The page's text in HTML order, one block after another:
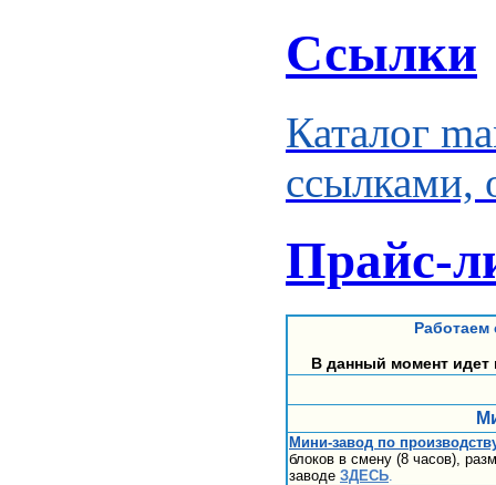
Ссылки
Каталог
ссылками,
Прайс-
Работаем
В данный момент идет
Мини-завод по
блоков в смену (8 часов),
заводе ЗДЕСЬ